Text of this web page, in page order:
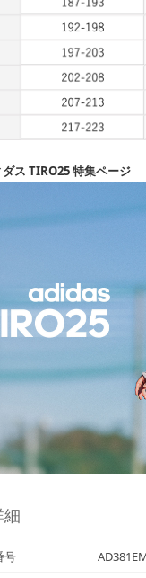
ス TIRO25 特集ページ
細
号